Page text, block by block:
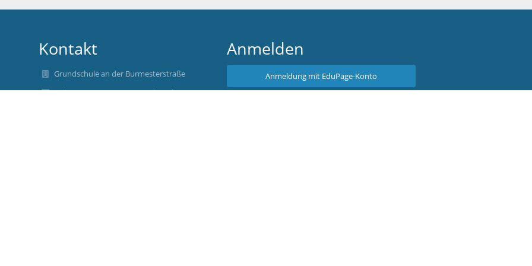
Kontakt
Grundschule an der Burmesterstraße
gs-burmesterstr-23@muenchen.de
Anmelden
Anmeldung mit EduPage-Konto